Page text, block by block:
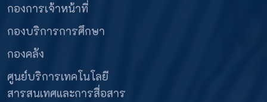
กองการเจ้าหน้าที่
กองบริการการศึกษา
กองคลัง
ศูนย์บริการเทคโนโลยี
สารสนเทศและการสื่อสาร